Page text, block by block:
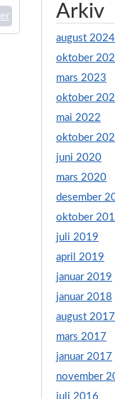
Arkiv
august 2024
oktober
mars 2023
oktober
mai 2022
oktober
juni 2020
mars 2020
desember
oktober
juli 2019
april 2019
januar 2019
januar 2018
august 2017
mars 2017
januar 2017
november
juli 2016